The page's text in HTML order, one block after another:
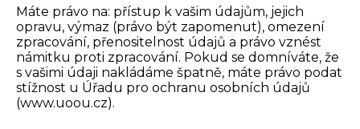
Máte právo na: přístup k vašim údajům, jejich
opravu, výmaz (právo být zapomenut), omezení
zpracování, přenositelnost údajů a právo vznést
námitku proti zpracování. Pokud se domníváte, že
s vašimi údaji nakládáme špatně, máte právo podat
stížnost u Úřadu pro ochranu osobních údajů
(www.uoou.cz).